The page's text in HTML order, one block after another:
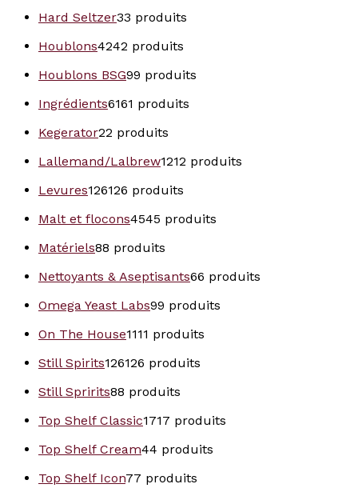
Hard Seltzer33 produits
Houblons4242 produits
Houblons BSG99 produits
Ingrédients6161 produits
Kegerator22 produits
Lallemand/Lalbrew1212 produits
Levures126126 produits
Malt et flocons4545 produits
Matériels88 produits
Nettoyants & Aseptisants66 produits
Omega Yeast Labs99 produits
On The House1111 produits
Still Spirits126126 produits
Still Spririts88 produits
Top Shelf Classic1717 produits
Top Shelf Cream44 produits
Top Shelf Icon77 produits